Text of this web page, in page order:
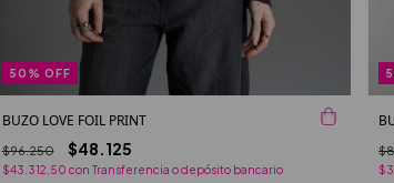
50 % OFF
BUZO LOVE FOIL PRINT
$96.250 $48.125
$43.312,50 con Transferencia o depósito bancario